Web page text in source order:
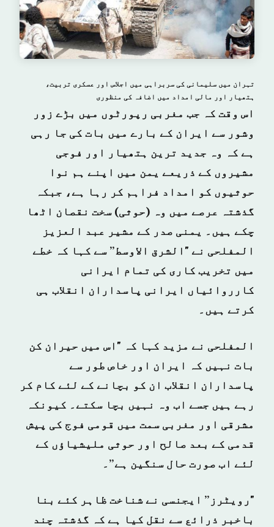
تہران میں سلیمانی کی سربراہی میں اجلاس اور عسکری تربیت،
ہتھیار اور مالی امداد میں اضافہ کی منظوری
اس وقت کہ جب مغربی رپورٹوں میں بڑے زور
وشور سے ایران کے بارے میں بات کی جا رہی
ہے کہ وہ جدید ترین ہتھیار اور فوجی
مشیروں کے ذریعے یمن میں اپنے ہم نوا
حوثیوں کو امداد فراہم کر رہا ہے، جبکہ
گذشتہ عرصے میں وہ (حوثی) سخت نقصان اٹھا
چکے ہیں۔ یمنی صدر کے مشیر عبد العزیز
المفلحی نے "الشرق الاوسط” سے کہا کہ خطے
میں تخریب کاری کی تمام ایرانی
کارروائیاں ایرانی پاسداران انقلاب ہی
کرتے ہیں۔
المفلحی نے مزید کہا کہ "اس میں حیران کن
بات نہیں کہ ایران اور خاص طور سے
پاسداران انقلاب ان کو بچانے کے لئے کام کر
رہے ہیں جسے اب وہ نہیں بچا سکتے۔ کیونکہ
مشرقی اور مغربی سمت میں قومی فوج کی پیش
قدمی کے بعد صالح اور حوثی ملیشیاؤں کے
لئے اب صورت حال سنگین ہے”۔
"رویٹرز” ایجنسی نے شناخت ظاہر کئے بنا
باخبر ذرائع سے نقل کیا ہے کہ گذشتہ چند